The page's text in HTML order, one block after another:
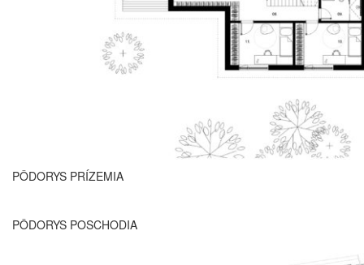
PÔDORYS PRÍZEMIA
PÔDORYS POSCHODIA